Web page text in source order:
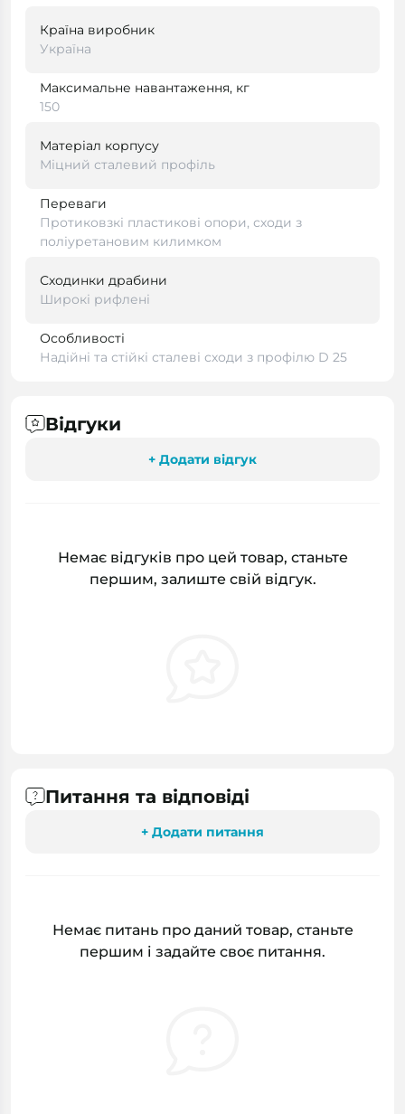
Країна виробник
Україна
Максимальне навантаження, кг
150
Матеріал корпусу
Міцний сталевий профіль
Переваги
Протиковзкі пластикові опори, сходи з
поліуретановим килимком
Сходинки драбини
Широкі рифлені
Особливості
Надійні та стійкі сталеві сходи з профілю D 25
Відгуки
+ Додати відгук
Немає відгуків про цей товар, станьте
першим, залиште свій відгук.
Питання та відповіді
+ Додати питання
Немає питань про даний товар, станьте
першим і задайте своє питання.